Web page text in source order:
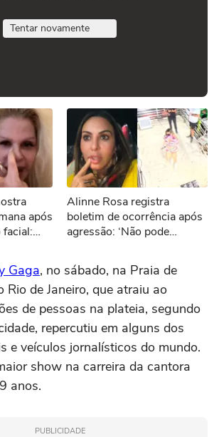
Tentar novamente
após
Alinne Rosa registra
boletim de ocorrência após
agressão: ‘Não pode
Gaga, no sábado, na Praia de
Rio de Janeiro, que atraiu ao
de pessoas na plateia, segundo
repercutiu em alguns dos
e veículos jornalísticos do mundo.
show na carreira da cantora
anos.
PUBLICIDADE